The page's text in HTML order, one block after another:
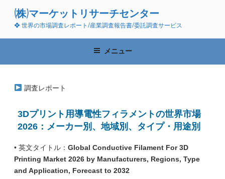
ン
(株)マーケットリサーチセンター
❖ 世界の市場調査レポート/産業調査報告書/委託調査サービス
メニュー
調査レポート
3Dプリント用導電性フィラメントの世界市場
2026：メーカー別、地域別、タイプ・用途別
• 英文タイトル： Global Conductive Filament For 3D
Printing Market 2026 by Manufacturers, Regions, Type
and Application, Forecast to 2032